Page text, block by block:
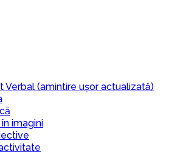
Verbal (amintire ușor actualizată)
imagini